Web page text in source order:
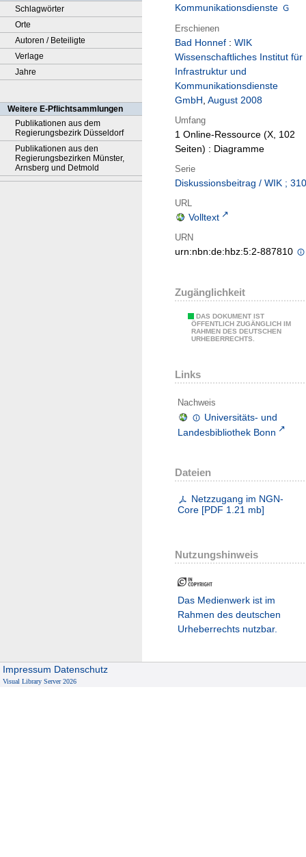
Schlagwörter
Orte
Autoren / Beteiligte
Verlage
Jahre
Weitere E-Pflichtsammlungen
Publikationen aus dem
Regierungsbezirk Düsseldorf
Publikationen aus den
Regierungsbezirken Münster,
Arnsberg und Detmold
Kommunikationsdienste
Erschienen
Bad Honnef : WIK
Wissenschaftliches Institut für
Infrastruktur und
Kommunikationsdienste
GmbH, August 2008
Umfang
1 Online-Ressource (X, 102
Seiten) : Diagramme
Serie
Diskussionsbeitrag / WIK ; 310
URL
Volltext
URN
urn:nbn:de:hbz:5:2-887810
Zugänglichkeit
DAS DOKUMENT IST
ÖFFENTLICH ZUGÄNGLICH IM
RAHMEN DES DEUTSCHEN
URHEBERRECHTS.
Links
Nachweis
Universitäts- und
Landesbibliothek Bonn
Dateien
Netzzugang im NGN-
Core [PDF 1.21 mb]
Nutzungshinweis
Das Medienwerk ist im
Rahmen des deutschen
Urheberrechts nutzbar.
Impressum Datenschutz
Visual Library Server 2026